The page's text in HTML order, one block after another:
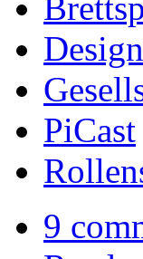
Design
PiCast
9